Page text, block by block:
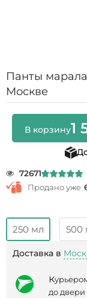
Панты
Москве
В корзину1
72671
Продано уже
250 мл 500
Доставка в
к
до двери